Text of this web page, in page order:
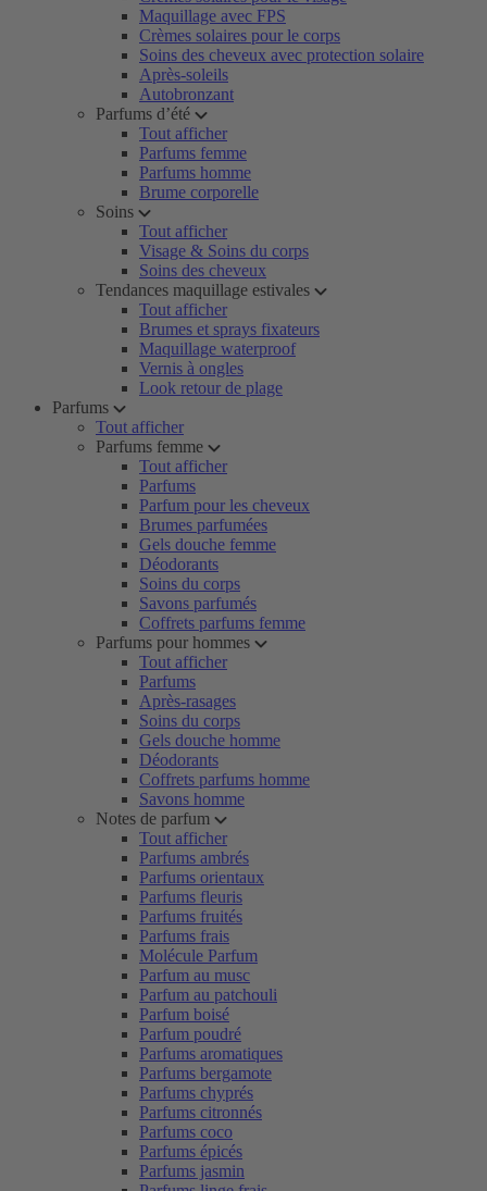
Maquillage avec FPS
Crèmes solaires pour le corps
Soins des cheveux avec protection solaire
Après-soleils
Autobronzant
Parfums d’été
Tout afficher
Parfums femme
Parfums homme
Brume corporelle
Soins
Tout afficher
Visage & Soins du corps
Soins des cheveux
Tendances maquillage estivales
Tout afficher
Brumes et sprays fixateurs
Maquillage waterproof
Vernis à ongles
Look retour de plage
Parfums
Tout afficher
Parfums femme
Tout afficher
Parfums
Parfum pour les cheveux
Brumes parfumées
Gels douche femme
Déodorants
Soins du corps
Savons parfumés
Coffrets parfums femme
Parfums pour hommes
Tout afficher
Parfums
Après-rasages
Soins du corps
Gels douche homme
Déodorants
Coffrets parfums homme
Savons homme
Notes de parfum
Tout afficher
Parfums ambrés
Parfums orientaux
Parfums fleuris
Parfums fruités
Parfums frais
Molécule Parfum
Parfum au musc
Parfum au patchouli
Parfum boisé
Parfum poudré
Parfums aromatiques
Parfums bergamote
Parfums chyprés
Parfums citronnés
Parfums coco
Parfums épicés
Parfums jasmin